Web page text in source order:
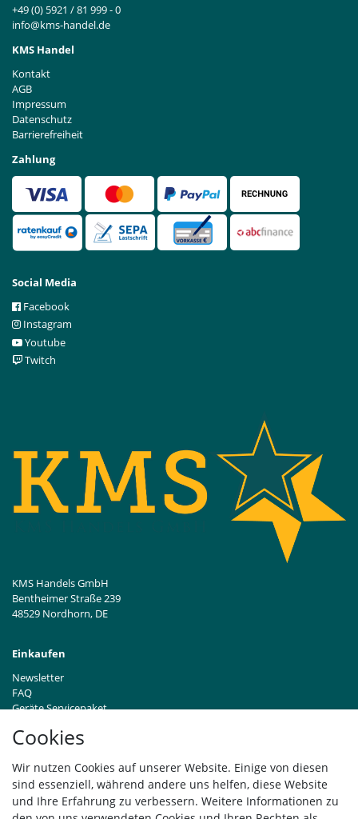
Cookies
Wir nutzen Cookies auf unserer Website. Einige von diesen
sind essenziell, während andere uns helfen, diese Website
und Ihre Erfahrung zu verbessern. Weitere Informationen zu
+49 (0) 5921 / 81 999 - 0
info@kms-handel.de
KMS Handel
Kontakt
AGB
Impressum
Datenschutz
Barrierefreiheit
Zahlung
Social Media
Facebook
Instagram
Youtube
Twitch
KMS Handels GmbH
Bentheimer Straße 239
48529 Nordhorn, DE
Einkaufen
Newsletter
FAQ
Geräte Servicepaket
Händleranfragen B2B
Widerrufsrecht
Vertrag widerrufen